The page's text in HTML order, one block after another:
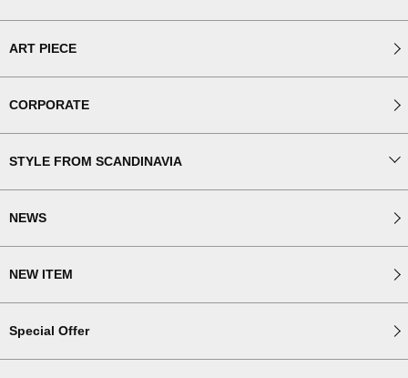
ART PIECE
CORPORATE
STYLE FROM SCANDINAVIA
NEWS
NEW ITEM
Special Offer